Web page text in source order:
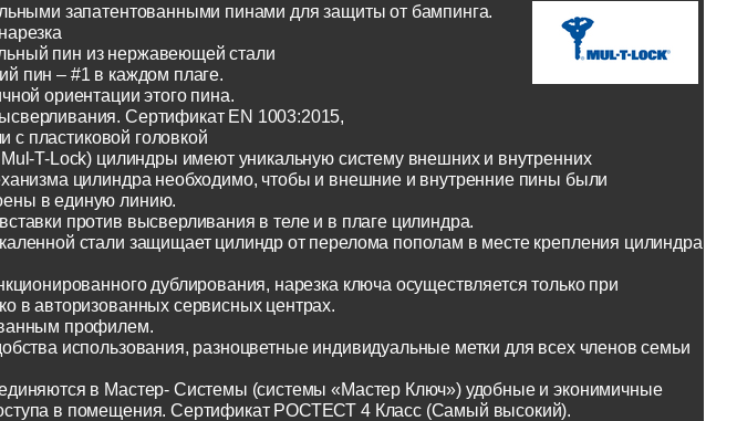
запатентованными пинами для защиты от бампинга.
пин из нержавеющей стали
пин – #1 в каждом плаге.
ориентации этого пина.
Сертификат EN 1003:2015,
с пластиковой головкой
T-Lock) цилиндры имеют уникальную систему внешних и внутренних
цилиндра необходимо, чтобы и внешние и внутренние пины были
в единую линию.
против высверливания в теле и в плаге цилиндра.
стали защищает цилиндр от перелома пополам в месте крепления цилиндра
дублирования, нарезка ключа осуществляется только при
в авторизованных сервисных центрах.
профилем.
использования, разноцветные индивидуальные метки для всех членов семьи
в Мастер- Системы (системы «Мастер Ключ») удобные и эконимичные
в помещения. Сертификат РОСТЕСТ 4 Класс (Самый высокий).